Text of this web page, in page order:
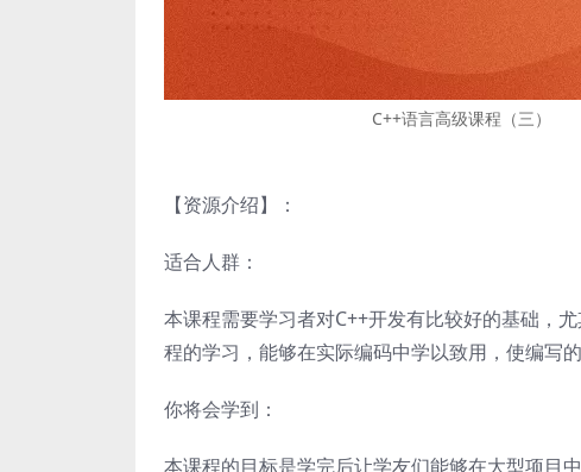
C++语言高级课程（三）
【资源介绍】：
适合人群：
本课程需要学习者对C++开发有比较好的基础，
程的学习，能够在实际编码中学以致用，使编写
你将会学到：
本课程的目标是学完后让学友们能够在大型项目